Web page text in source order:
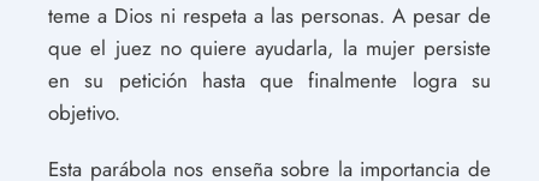
teme a Dios ni respeta a las personas. A pesar de
que el juez no quiere ayudarla, la mujer persiste
en su petición hasta que finalmente logra su
objetivo.
Esta parábola nos enseña sobre la importancia de